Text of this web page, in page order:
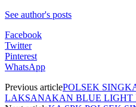
See author's posts
Facebook
Twitter
Pinterest
WhatsApp
Previous articlePOLSEK
LAKSANAKAN BLUE LIGHT